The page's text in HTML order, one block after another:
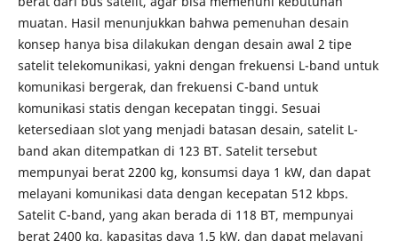
muatan. Hasil menunjukkan bahwa pemenuhan desain
konsep hanya bisa dilakukan dengan desain awal 2 tipe
satelit telekomunikasi, yakni dengan frekuensi L-band untuk
komunikasi bergerak, dan frekuensi C-band untuk
komunikasi statis dengan kecepatan tinggi. Sesuai
ketersediaan slot yang menjadi batasan desain, satelit L-
band akan ditempatkan di 123 BT. Satelit tersebut
mempunyai berat 2200 kg, konsumsi daya 1 kW, dan dapat
melayani komunikasi data dengan kecepatan 512 kbps.
Satelit C-band, yang akan berada di 118 BT, mempunyai
berat 2400 kg, kapasitas daya 1.5 kW, dan dapat melayani